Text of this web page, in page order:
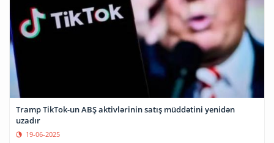
Tramp TikTok-un ABŞ aktivlərinin satış müddətini yenidən
uzadır
19-06-2025